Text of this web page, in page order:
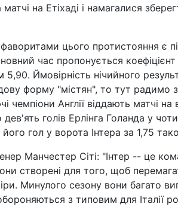
на Етіхаді і намагалися
цього протистояння є
час пропонується коефіцієнт
5,90. Ймовірність нічийного
форму "містян", то тут радимо
чемпіони Англії віддають матчі
дев'ять голів Ерлінга Голанда у
гол у ворота Інтера за 1,75
Манчестер Сіті: "Інтер -- це
створені для того, щоб
Минулого сезону вони багато
з типовим для Італії